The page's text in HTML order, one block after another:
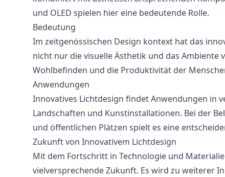
und OLED spielen hier eine bedeutende Rolle.
Bedeutung
Im zeitgenössischen Design kontext hat das
nicht nur die visuelle Ästhetik und das Ambiente
Wohlbefinden und die Produktivität der
Anwendungen
Innovatives Lichtdesign findet Anwendungen in
Landschaften und Kunstinstallationen. Bei der
und öffentlichen Plätzen spielt es eine
Zukunft von Innovativem Lichtdesign
Mit dem Fortschritt in Technologie und
vielversprechende Zukunft. Es wird zu weiterer